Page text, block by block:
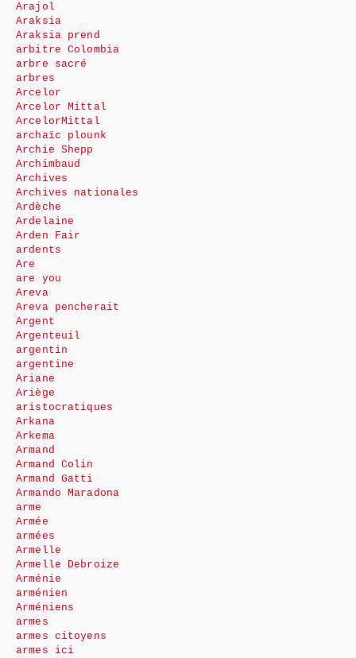
Arajol
Araksia
Araksia prend
arbitre Colombia
arbre sacré
arbres
Arcelor
Arcelor Mittal
ArcelorMittal
archaïc plounk
Archie Shepp
Archimbaud
Archives
Archives nationales
Ardèche
Ardelaine
Arden Fair
ardents
Are
are you
Areva
Areva pencherait
Argent
Argenteuil
argentin
argentine
Ariane
Ariège
aristocratiques
Arkana
Arkema
Armand
Armand Colin
Armand Gatti
Armando Maradona
arme
Armée
armées
Armelle
Armelle Debroize
Arménie
arménien
Arméniens
armes
armes citoyens
armes ici